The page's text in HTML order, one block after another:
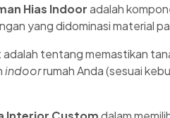
Hias Indooradalah
yang didominasi material
tentang memastikan
indoorrumah Anda (sesuai